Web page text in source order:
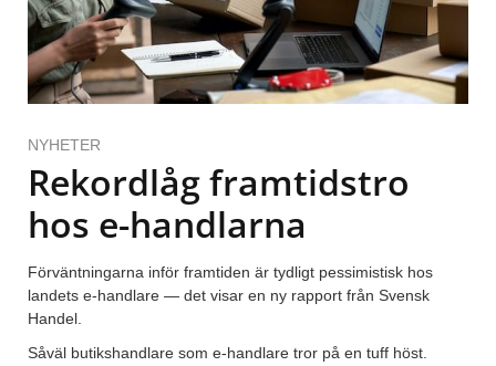
NYHETER
Rekordlåg framtidstro
hos e-handlarna
Förväntningarna inför framtiden är tydligt pessimistisk hos
landets e-handlare — det visar en ny rapport från Svensk
Handel.
Såväl butikshandlare som e-handlare tror på en tuff höst.